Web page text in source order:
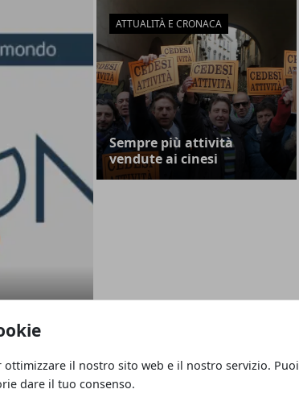
il nostro sito web e il nostro servizio. Puoi
dare il tuo consenso.
ATTUALITÀ E CRONACA
Sempre più attività
vendute ai cinesi